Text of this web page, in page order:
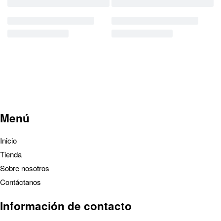
Menú
Inicio
Tienda
Sobre nosotros
Contáctanos
Información de contacto